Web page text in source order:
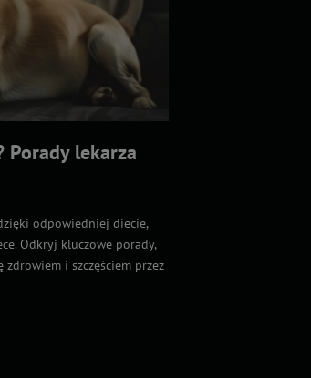
Porady lekarza
odpowiedniej diecie,
Odkryj kluczowe porady,
i szczęściem przez